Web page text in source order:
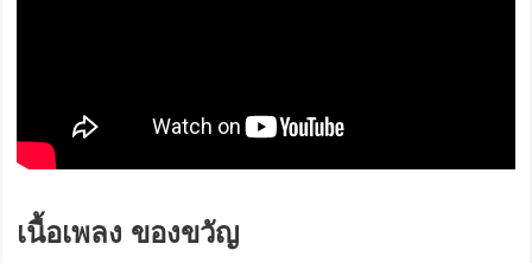
เนื้อเพลง ของขวัญ